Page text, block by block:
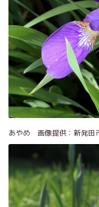
あやめ 画像提供：新発田